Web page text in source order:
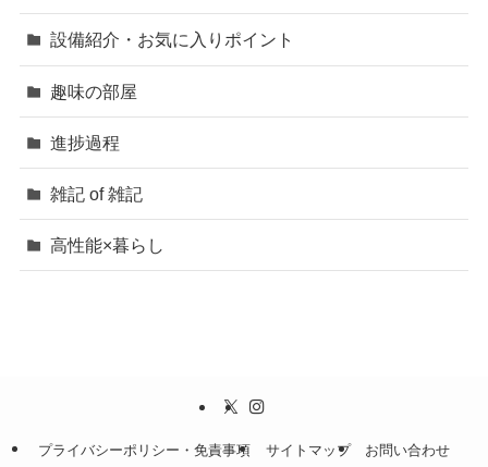
設備紹介・お気に入りポイント
趣味の部屋
進捗過程
雑記 of 雑記
高性能×暮らし
プライバシーポリシー・免責事項 サイトマップ お問い合わせ